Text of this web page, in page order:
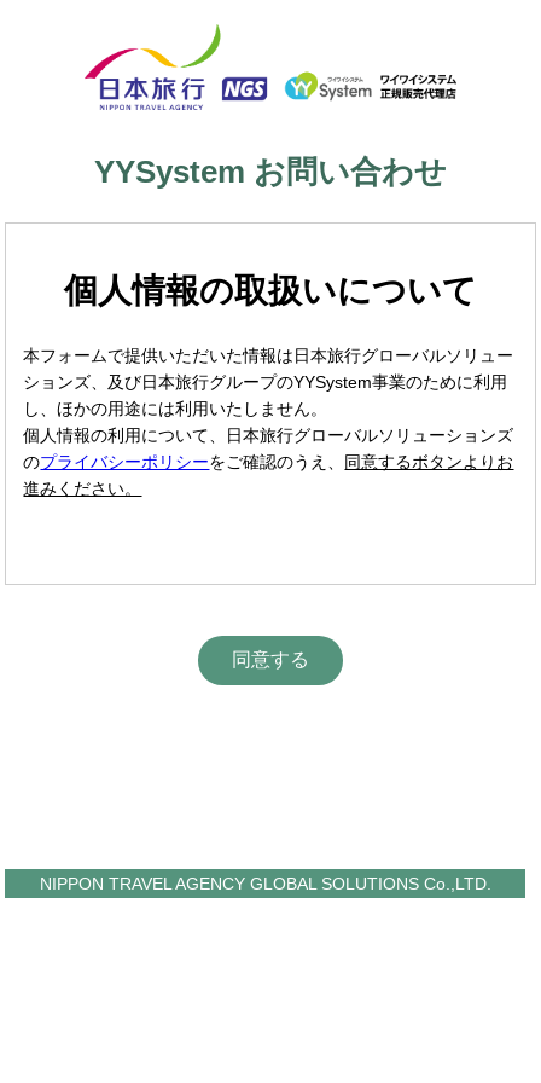
YYSystem お問い合わせ
個人情報の取扱いについて
本フォームで提供いただいた情報は日本旅行グローバルソリュー
ションズ、及び日本旅行グループのYYSystem事業のために利用
し、ほかの用途には利用いたしません。
個人情報の利用について、日本旅行グローバルソリューションズ
のプライバシーポリシーをご確認のうえ、 同意するボタンよりお
進みください。
NIPPON TRAVEL AGENCY GLOBAL SOLUTIONS Co.,LTD.